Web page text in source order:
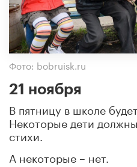
Фото: bobruisk.ru
21 ноября
В пятницу в школе
Некоторые дети
стихи.
А некоторые – нет.